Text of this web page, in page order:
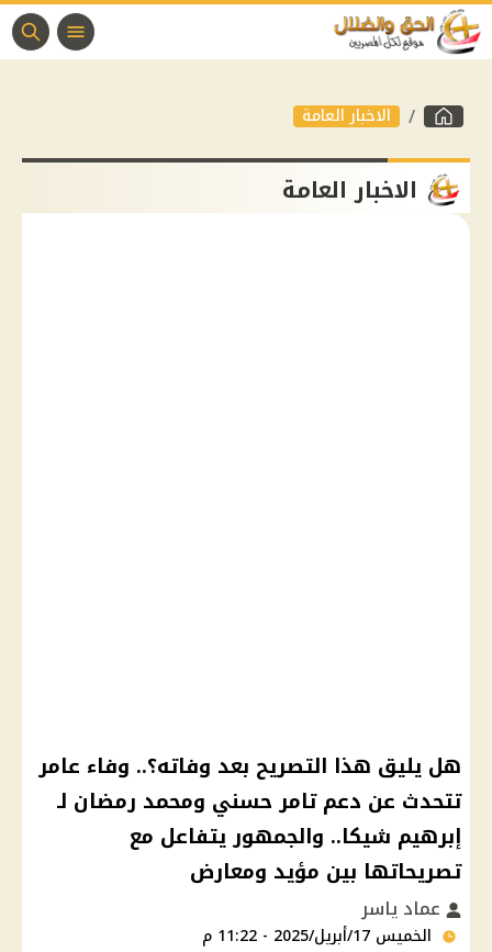
الاخبار العامة
الاخبار العامة
هل يليق هذا التصريح بعد وفاته؟.. وفاء عامر
تتحدث عن دعم تامر حسني ومحمد رمضان لـ
إبرهيم شيكا.. والجمهور يتفاعل مع
تصريحاتها بين مؤيد ومعارض
عماد ياسر
الخميس 17/أبريل/2025 - 11:22 م